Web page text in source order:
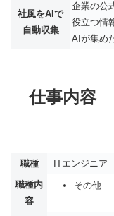
社風をAIで
自動収集
企業の公
役立つ情
AIが集め
仕事内容
職種
ITエンジニア
職種内
容
その他